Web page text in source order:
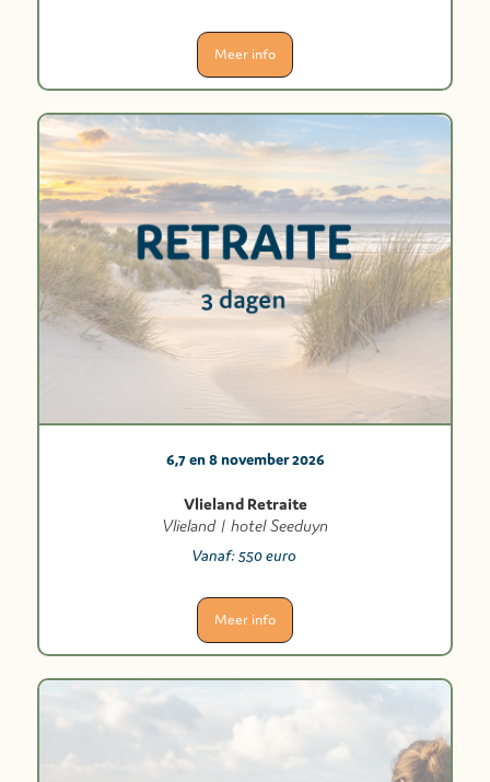
Meer info
6,7 en 8 november 2026
Vlieland Retraite
Vlieland | hotel Seeduyn
Vanaf: 550 euro
Meer info